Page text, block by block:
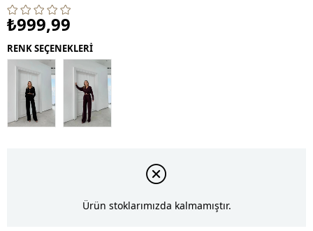
₺999,99
RENK SEÇENEKLERİ
Ürün stoklarımızda kalmamıştır.